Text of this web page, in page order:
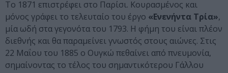
Το 1871 επιστρέφει στο Παρίσι. Κουρασμένος και
μόνος γράφει το τελευταίο του έργο «Ενενήντα Τρία»,
μία ωδή στα γεγονότα του 1793. Η φήμη του είναι πλέον
διεθνής και θα παραμείνει γνωστός στους αιώνες. Στις
22 Μαΐου του 1885 ο Ουγκώ πεθαίνει από πνευμονία,
σημαίνοντας το τέλος του σημαντικότερου Γάλλου